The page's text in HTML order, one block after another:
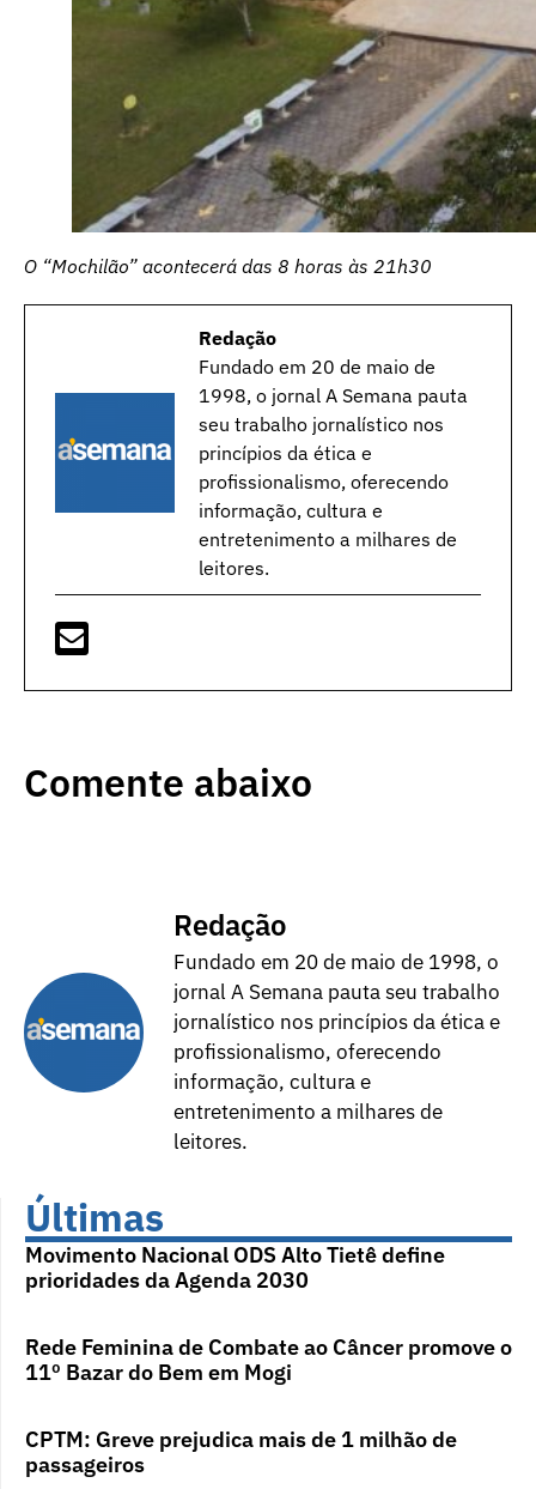
O “Mochilão” acontecerá das 8 horas às 21h30
Redação
Fundado em 20 de maio de
1998, o jornal A Semana pauta
seu trabalho jornalístico nos
princípios da ética e
profissionalismo, oferecendo
informação, cultura e
entretenimento a milhares de
leitores.
Comente abaixo
Redação
Fundado em 20 de maio de 1998, o
jornal A Semana pauta seu trabalho
jornalístico nos princípios da ética e
profissionalismo, oferecendo
informação, cultura e
entretenimento a milhares de
leitores.
Últimas
Movimento Nacional ODS Alto Tietê define
prioridades da Agenda 2030
Rede Feminina de Combate ao Câncer promove o
11º Bazar do Bem em Mogi
CPTM: Greve prejudica mais de 1 milhão de
passageiros